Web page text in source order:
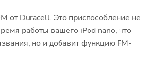
от Duracell. Это приспособление не
работы вашего iPod nano, что
но и добавит функцию FM-